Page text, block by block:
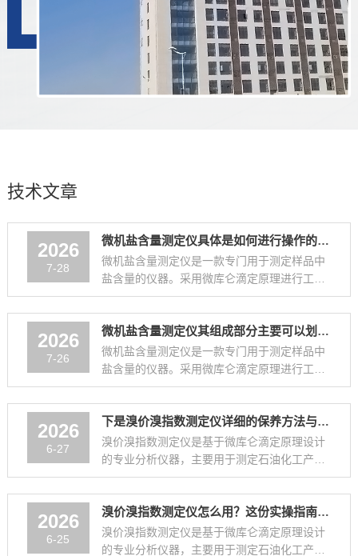
技术文章
2026
7-28
微机盐含量测定仪具体是如何进行操作的呢？
微机盐含量测定仪是一款专门用于测定样品中
盐含量的仪器。采用微库仑滴定原理进行工
作。在测量过程中，待测样品或标样进入盐电
解池中，样品中的Cl-与电解液中的Ag+发...
2026
7-26
微机盐含量测定仪其组成部分主要可以划分为以下几个核心系统
微机盐含量测定仪是一款专门用于测定样品中
盐含量的仪器。采用微库仑滴定原理进行工
作。在测量过程中，待测样品或标样进入盐电
解池中，样品中的Cl-与电解液中的Ag+发...
2026
6-27
下是溴价溴指数测定仪详细的保养方法与注意事项
溴价溴指数测定仪是基于微库仑滴定原理设计
的专业分析仪器，主要用于测定石油化工产品
及橡胶等物质中不饱和化合物的含量，是评估
油品安定性、氧化性和聚合倾向的关键设
备。...
2026
6-25
溴价溴指数测定仪怎么用？这份实操指南，让新手也能快速上手
溴价溴指数测定仪是基于微库仑滴定原理设计
的专业分析仪器，主要用于测定石油化工产品